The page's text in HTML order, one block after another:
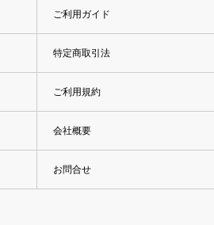
ご利用ガイド
特定商取引法
ご利用規約
会社概要
お問合せ